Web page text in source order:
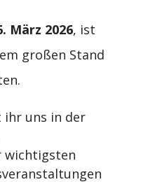
März 2026, ist
großen Stand
ihr uns in der
wichtigsten